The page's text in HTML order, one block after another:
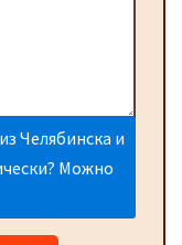
Челябинска и
Можно